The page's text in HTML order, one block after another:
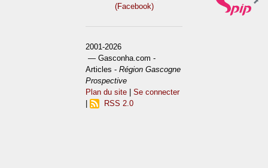
(Facebook)
2001-2026
— Gasconha.com -
Articles -Région Gascogne
Prospective
Plan du site |Se connecter
RSS 2.0